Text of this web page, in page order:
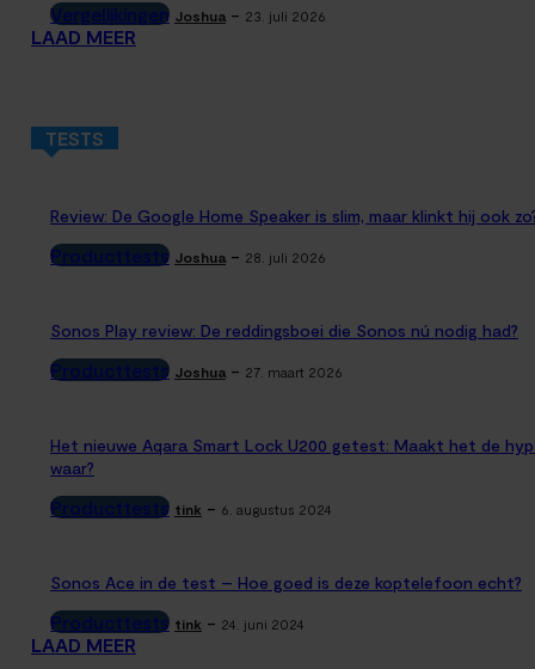
Vergelijkingen Joshua - 23. juli 2026
LAAD MEER
TESTS
Review: De Google Home Speaker is slim, maar klinkt hij ook
Producttests Joshua - 28. juli 2026
Sonos Play review: De reddingsboei die Sonos nú nodig had?
Producttests Joshua - 27. maart 2026
Het nieuwe Aqara Smart Lock U200 getest: Maakt het de
waar?
Producttests tink - 6. augustus 2024
Sonos Ace in de test – Hoe goed is deze koptelefoon echt?
Producttests tink - 24. juni 2024
LAAD MEER